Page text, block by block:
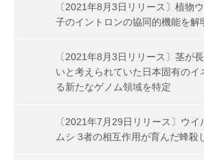
〔2021年8月3日リリース〕植物
子のイントロンの協同的機能を解
〔2021年8月3日リリース〕茎が
いと考えられていた日本固有のイ
る新たなゲノム領域を特定
〔2021年7月29日リリース〕ウ
ムシ 3者の相互作用が育んだ蜂殺